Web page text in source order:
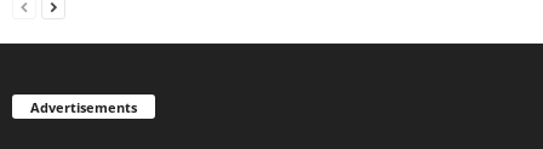
Advertisements